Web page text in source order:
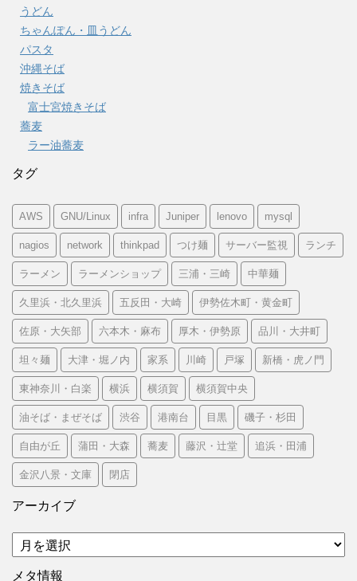
うどん
ちゃんぽん・皿うどん
パスタ
沖縄そば
焼きそば
富士宮焼きそば
蕎麦
ラー油蕎麦
タグ
AWS GNU/Linux infra Juniper lenovo mysql
nagios network thinkpad つけ麺 サーバー監視 ランチ
ラーメン ラーメンショップ 三浦・三崎 中華麺
久里浜・北久里浜 五反田・大崎 伊勢佐木町・黄金町
佐原・大矢部 六本木・麻布 厚木・伊勢原 品川・大井町
坦々麺 大津・堀ノ内 家系 川崎 戸塚 新橋・虎ノ門
東神奈川・白楽 横浜 横須賀 横須賀中央
油そば・まぜそば 渋谷 港南台 目黒 磯子・杉田
自由が丘 蒲田・大森 蕎麦 藤沢・辻堂 追浜・田浦
金沢八景・文庫 閉店
アーカイブ
ア
ー
カ
メタ情報